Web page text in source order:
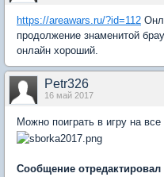
https://areawars.ru/?id=112
продолжение знаменитой
онлайн хороший.
Petr326
16 май 2017
Можно поиграть в игру на
Сообщение отредактировал